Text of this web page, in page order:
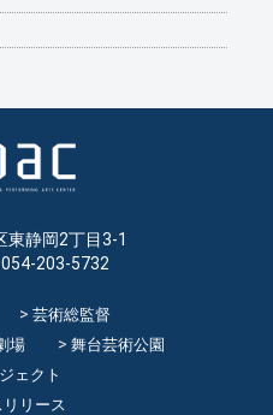
静岡2丁目3-1
203-5732
芸術総監督
場
舞台芸術公園
ェクト
リリース